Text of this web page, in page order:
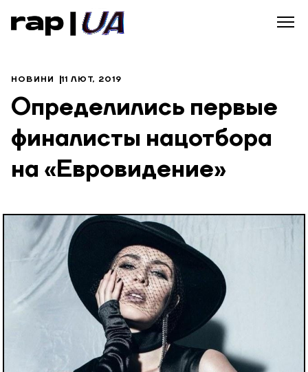
НОВИНИ 11 ЛЮТ, 2019
Определились первые
финалисты нацотбора
на «Евровидение»